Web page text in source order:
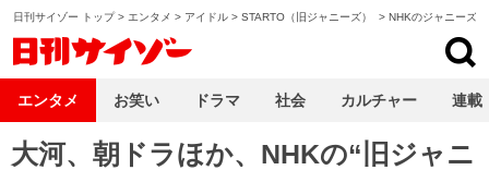
日刊サイゾー トップ> エンタメ > アイドル > STARTO（旧ジャニーズ） > NHKのジャニーズ
大河、朝ドラほか、NHKの“旧ジャニ
エンタメ お笑い ドラマ 社会 カルチャー 連載